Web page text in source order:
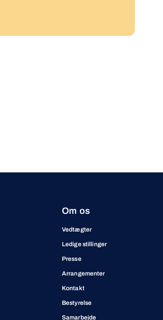
Om os
Vedtægter
Ledige stillinger
Presse
Arrangementer
Kontakt
Bestyrelse
Samarbejde